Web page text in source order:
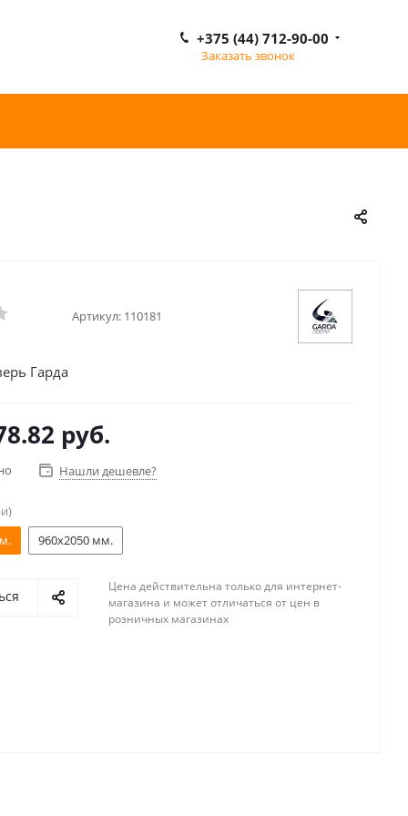
+375 (44) 712-90-00
Заказать звонок
Артикул: 110181
Гарда
руб.
Нашли дешевле?
960x2050 мм.
Цена действительна только для интернет-
магазина и может отличаться от цен в
розничных магазинах